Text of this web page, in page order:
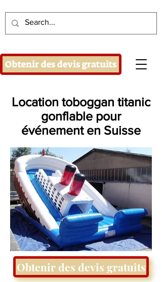
Obtenir des devis gratuits
Location toboggan titanic
gonflable pour
événement en Suisse
Obtenir des devis gratuits